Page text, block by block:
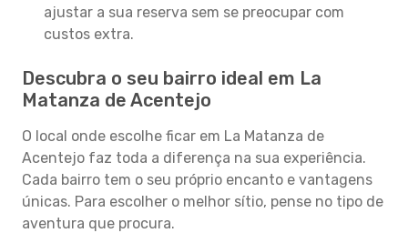
ajustar a sua reserva sem se preocupar com
custos extra.
Descubra o seu bairro ideal em La
Matanza de Acentejo
O local onde escolhe ficar em La Matanza de
Acentejo faz toda a diferença na sua experiência.
Cada bairro tem o seu próprio encanto e vantagens
únicas. Para escolher o melhor sítio, pense no tipo de
aventura que procura.